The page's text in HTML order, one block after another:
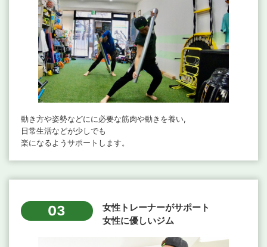
動き方や姿勢などにに必要な筋肉や動きを養い,
日常生活などが少しでも
楽になるようサポートします。
03
女性トレーナーがサポート
女性に優しいジム